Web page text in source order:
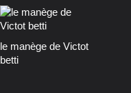
le manège de Victot
betti